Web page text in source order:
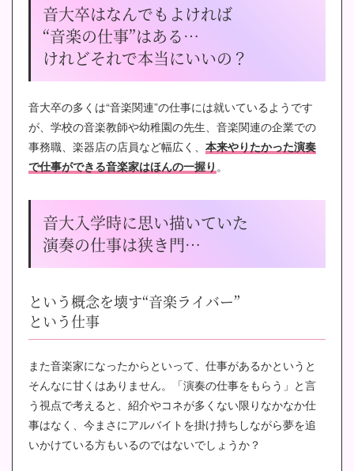
音大卒はなんでもよければ
“音楽の仕事”はある…
けれどそれで本当にいいの？
音大卒の多くは“音楽関連”の仕事には就いているようです
が、学校の音楽教師や幼稚園の先生、音楽関連の企業での
事務職、楽器店の店員など幅広く、 本来やりたかった演奏
で仕事ができる音楽家はほんの一握り 。
音大入学時に思い描いていた
演奏の仕事は狭き門…
という概念を壊す“音楽ライバー”
という仕事
また音楽家になったからといって、仕事があるかというと
そんなに甘くはありません。「演奏の仕事をもらう」と言
う視点で考えると、紹介やコネが多くない限りなかなか仕
事はなく、今まさにアルバイトを掛け持ちしながら夢を追
いかけている方もいるのではないでしょうか？